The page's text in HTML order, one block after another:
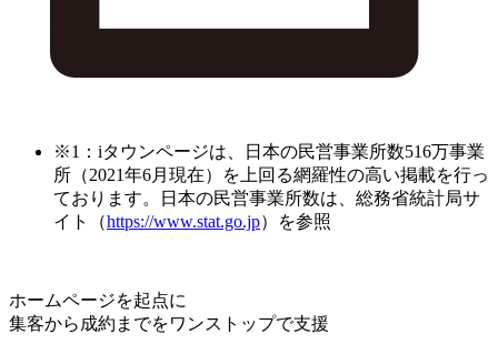
※1：iタウンページは、日本の民営事業所数516万事業
所（2021年6月現在）を上回る網羅性の高い掲載を行っ
ております。日本の民営事業所数は、総務省統計局サ
イト（https://www.stat.go.jp）を参照
ホームページを起点に
集客から成約までをワンストップで支援